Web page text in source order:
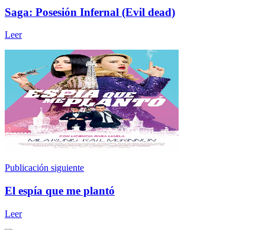
Saga: Posesión Infernal (Evil dead)
Leer
Publicación siguiente
El espía que me plantó
Leer